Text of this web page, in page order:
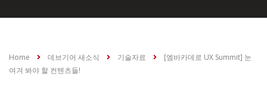
Home 데브기어 새소식 기술자료
[엠바카데로 UX Summit] 눈
여겨 봐야 할 컨텐츠들!